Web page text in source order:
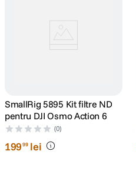
9. dji mic mini
10 . dji osmo
SmallRig 5895 Kit filtre ND
pentru DJI Osmo Action 6
(0)
19999 lei